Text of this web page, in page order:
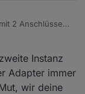
2 Anschlüssen
aber die
gleich und dann
Instanz
Adapter immer
wir deine